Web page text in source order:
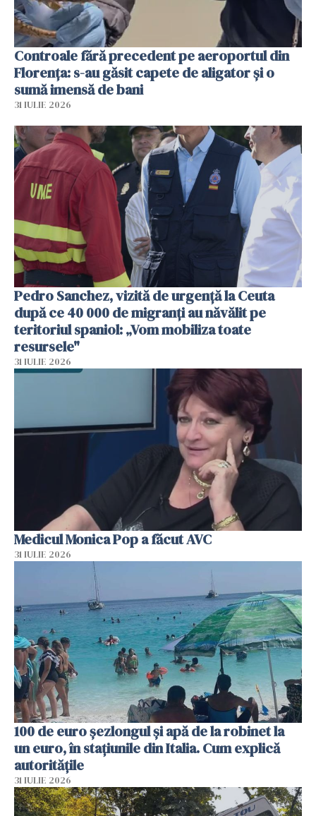
Controale fără precedent pe aeroportul din
Florența: s-au găsit capete de aligator și o
sumă imensă de bani
31 IULIE 2026
Pedro Sanchez, vizită de urgență la Ceuta
după ce 40 000 de migranți au năvălit pe
teritoriul spaniol: „Vom mobiliza toate
resursele"
31 IULIE 2026
Medicul Monica Pop a făcut AVC
31 IULIE 2026
100 de euro șezlongul și apă de la robinet la
un euro, în stațiunile din Italia. Cum explică
autoritățile
31 IULIE 2026